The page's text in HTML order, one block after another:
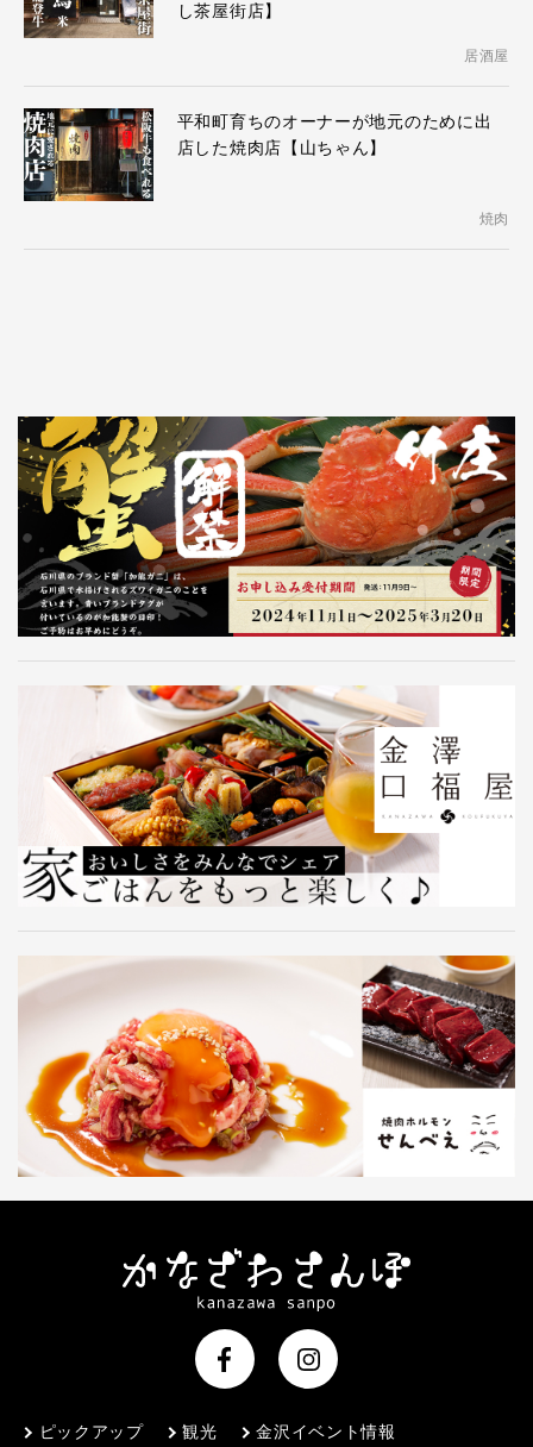
し茶屋街店】
居酒屋
平和町育ちのオーナーが地元のために出
店した焼肉店【山ちゃん】
焼肉
ピックアップ 観光 金沢イベント情報